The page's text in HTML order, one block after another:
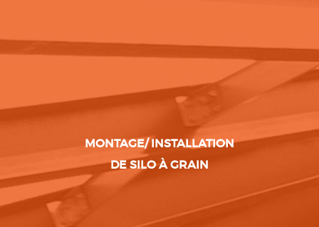
MONTAGE/ INSTALLATION
DE SILO À GRAIN